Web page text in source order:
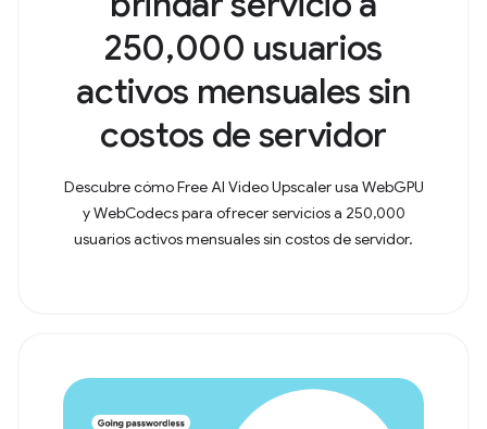
250,000 usuarios
activos mensuales sin
costos de servidor
Descubre cómo Free AI Video Upscaler usa WebGPU
y WebCodecs para ofrecer servicios a 250,000
usuarios activos mensuales sin costos de servidor.